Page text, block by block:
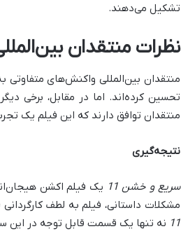
تشکیل می‌دهند.
نظرات منتقدان
منتقدان بین‌المللی واکنش‌های متفاوتی
تحسین کرده‌اند. اما در مقابل، برخی
منتقدان توافق دارند که این فیلم یک
نتیجه‌گیری
سریع و خشن 11
یک فیلم اکشن
مشکلات داستانی، فیلم به لطف
11 نه تنها یک قسمت قابل توجه در این